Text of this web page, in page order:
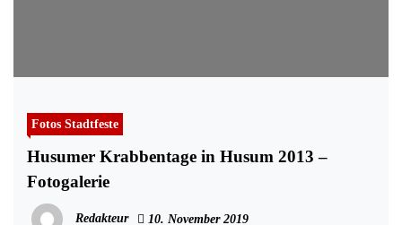
Fotos Stadtfeste
Husumer Krabbentage in Husum 2013 –
Fotogalerie
Redakteur 10. November 2019